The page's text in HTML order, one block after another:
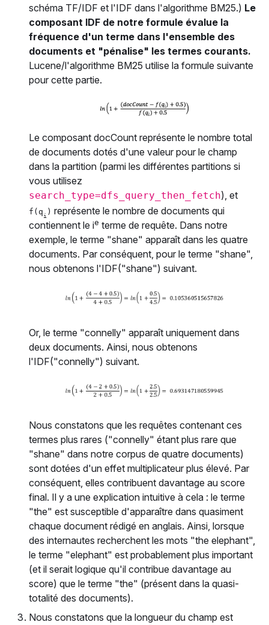
schéma TF/IDF et l'IDF dans l'algorithme BM25.) Le
composant IDF de notre formule évalue la
fréquence d'un terme dans l'ensemble des
documents et "pénalise" les termes courants.
Lucene/l'algorithme BM25 utilise la formule suivante
pour cette partie.
Le composant docCount représente le nombre total
de documents dotés d'une valeur pour le champ
dans la partition (parmi les différentes partitions si
vous utilisez
search_type=dfs_query_then_fetch), et
f(qi ) représente le nombre de documents qui
contiennent le ie terme de requête. Dans notre
exemple, le terme "shane" apparaît dans les quatre
documents. Par conséquent, pour le terme "shane",
nous obtenons l'IDF("shane") suivant.
Or, le terme "connelly" apparaît uniquement dans
deux documents. Ainsi, nous obtenons
l'IDF("connelly") suivant.
Nous constatons que les requêtes contenant ces
termes plus rares ("connelly" étant plus rare que
"shane" dans notre corpus de quatre documents)
sont dotées d'un effet multiplicateur plus élevé. Par
conséquent, elles contribuent davantage au score
final. Il y a une explication intuitive à cela : le terme
"the" est susceptible d'apparaître dans quasiment
chaque document rédigé en anglais. Ainsi, lorsque
des internautes recherchent les mots "the elephant",
le terme "elephant" est probablement plus important
(et il serait logique qu'il contribue davantage au
score) que le terme "the" (présent dans la quasi-
totalité des documents).
Nous constatons que la longueur du champ est